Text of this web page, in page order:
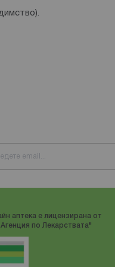
аптека е лицензирана от
по Лекарствата"